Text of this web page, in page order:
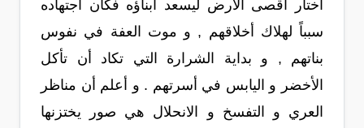
أختار أقصى الأرض ليسعد أبناؤه فكان اجتهاده
سبباً لهلاك أخلاقهم , و موت العفة في نفوس
بناتهم , و بداية الشرارة التي تكاد أن تأكل
الأخضر و اليابس في أسرتهم . و أعلم أن مناظر
العري و التفسخ و الانحلال هي صور يختزنها